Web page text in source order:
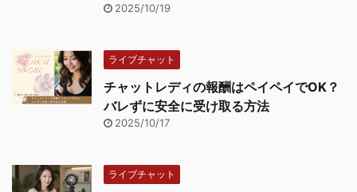
2025/10/19
ライブチャット
チャットレディの報酬はペイペイでOK？
バレずに安全に受け取る方法
2025/10/17
ライブチャット